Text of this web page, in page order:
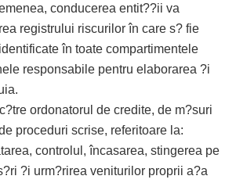
conducerea entit??ii va
registrului riscurilor în care s? fie
în toate compartimentele
responsabile pentru elaborarea ?i
ordonatorul de credite, de m?suri
proceduri scrise, referitoare la:
controlul, încasarea, stingerea pe
?i urm?rirea veniturilor proprii a?a